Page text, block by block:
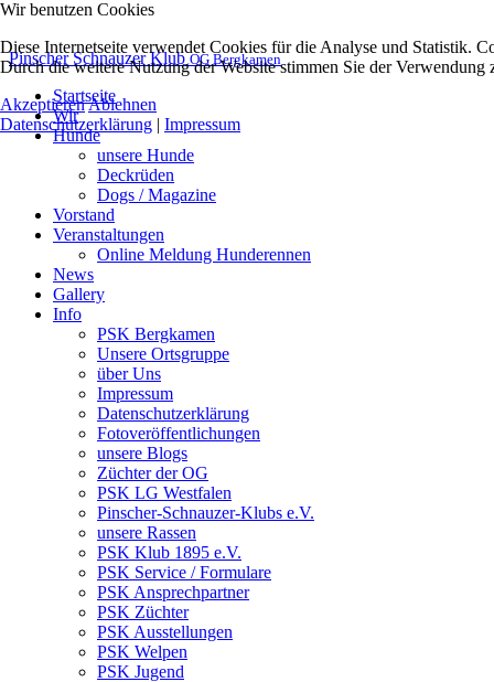
Pinscher Schnauzer Klub OG Bergkamen
Startseite
Wir
Hunde
unsere Hunde
Deckrüden
Dogs / Magazine
Vorstand
Veranstaltungen
Online Meldung Hunderennen
News
Gallery
Info
PSK Bergkamen
Unsere Ortsgruppe
über Uns
Impressum
Datenschutzerklärung
Fotoveröffentlichungen
unsere Blogs
Züchter der OG
PSK LG Westfalen
Pinscher-Schnauzer-Klubs e.V.
unsere Rassen
PSK Klub 1895 e.V.
PSK Service / Formulare
PSK Ansprechpartner
PSK Züchter
PSK Ausstellungen
PSK Welpen
PSK Jugend
Wir benutzen Cookies
Diese Internetseite verwendet Cookies für die Analyse und Statistik.
Durch die weitere Nutzung der Website stimmen Sie der
AkzeptierenAblehnen
Datenschutzerklärung | Impressum